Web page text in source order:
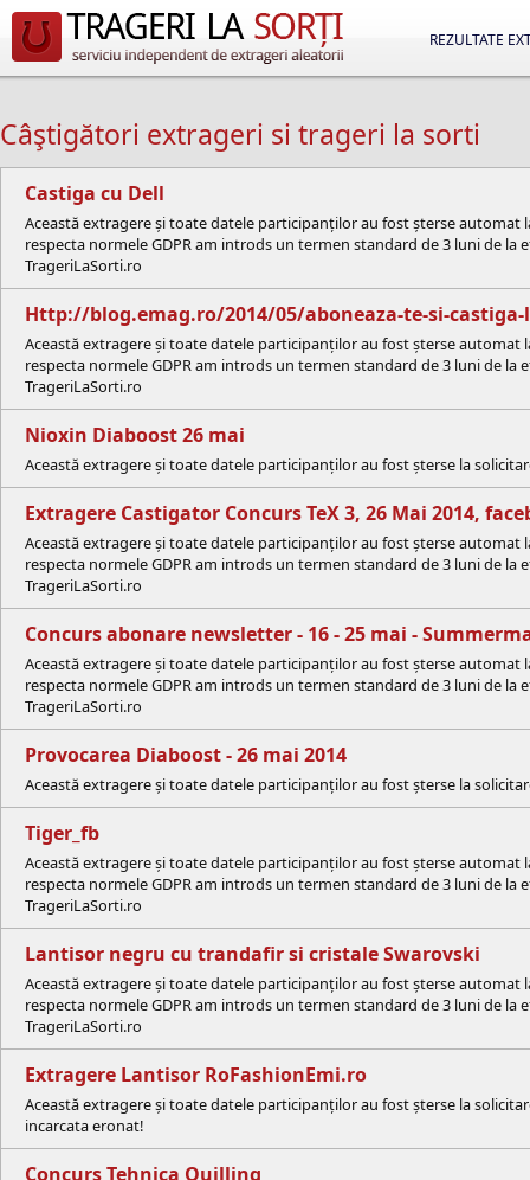
REZULTATE
Câştigători extrageri si trageri la sorti
Castiga cu Dell
Această extragere și toate datele participanților au fost șterse
respecta normele GDPR am introds un termen standard de 3 luni de
TrageriLaSorti.ro
Http://blog.emag.ro/2014/05/aboneaza-te-si-
Această extragere și toate datele participanților au fost șterse
respecta normele GDPR am introds un termen standard de 3 luni de
TrageriLaSorti.ro
Nioxin Diaboost 26 mai
Această extragere și toate datele participanților au fost șterse la
Extragere Castigator Concurs TeX 3, 26 Mai 2014,
Această extragere și toate datele participanților au fost șterse
respecta normele GDPR am introds un termen standard de 3 luni de
TrageriLaSorti.ro
Concurs abonare newsletter - 16 - 25 mai -
Această extragere și toate datele participanților au fost șterse
respecta normele GDPR am introds un termen standard de 3 luni de
TrageriLaSorti.ro
Provocarea Diaboost - 26 mai 2014
Această extragere și toate datele participanților au fost șterse la
Tiger_fb
Această extragere și toate datele participanților au fost șterse
respecta normele GDPR am introds un termen standard de 3 luni de
TrageriLaSorti.ro
Lantisor negru cu trandafir si cristale Swarovski
Această extragere și toate datele participanților au fost șterse
respecta normele GDPR am introds un termen standard de 3 luni de
TrageriLaSorti.ro
Extragere Lantisor RoFashionEmi.ro
Această extragere și toate datele participanților au fost șterse la
incarcata eronat!
Concurs Tehnica Quilling